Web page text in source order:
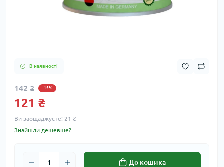
В наявності
142 ₴ -15%
121 ₴
Ви заощаджуєте: 21 ₴
Знайшли дешевше?
До кошика